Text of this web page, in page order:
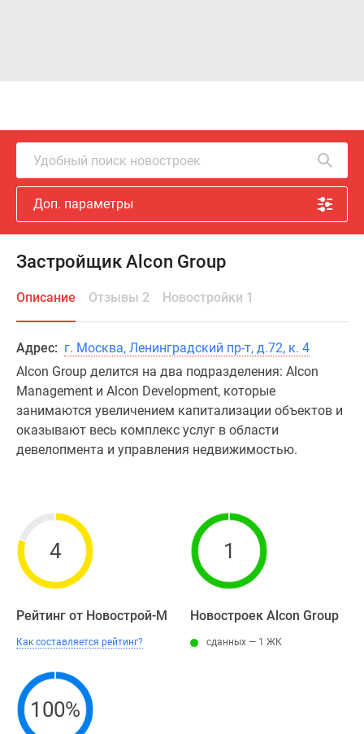
Удобный поиск новостроек
Доп. параметры
Застройщик Alcon Group
Описание Отзывы 2 Новостройки 1
Адрес: г. Москва, Ленинградский пр-т, д.72, к. 4
Alcon Group делится на два подразделения: Alcon
Management и Alcon Development, которые
занимаются увеличением капитализации объектов и
оказывают весь комплекс услуг в области
девелопмента и управления недвижимостью.
4
Рейтинг от Новострой-М
Как составляется рейтинг?
1
Новостроек Alcon Group
сданных — 1 ЖК
100%